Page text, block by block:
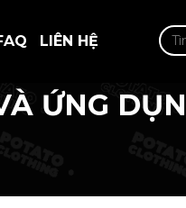
LIÊN HỆ
ỨNG